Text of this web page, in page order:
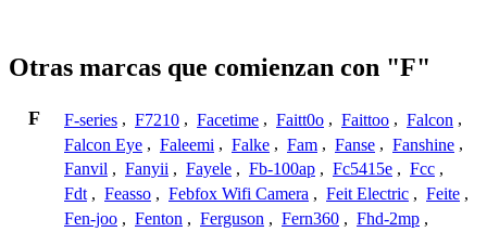
Otras marcas que comienzan con "F"
F F-series , F7210 , Facetime , Faitt0o , Faittoo , Falcon ,
Falcon Eye , Faleemi , Falke , Fam , Fanse , Fanshine ,
Fanvil , Fanyii , Fayele , Fb-100ap , Fc5415e , Fcc ,
Fdt , Feasso , Febfox Wifi Camera , Feit Electric , Feite ,
Fen-joo , Fenton , Ferguson , Fern360 , Fhd-2mp ,